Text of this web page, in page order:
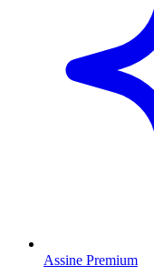
Assine Premium